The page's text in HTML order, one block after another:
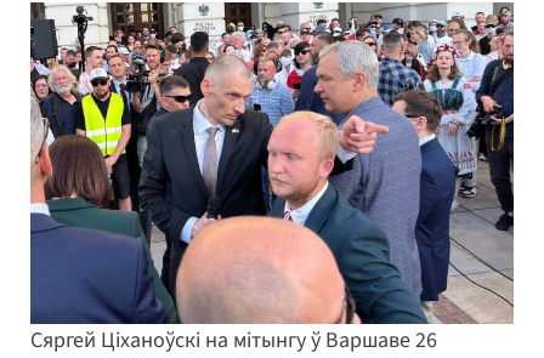
Сяргей Ціханоўскі на мітынгу ў Варшаве 26